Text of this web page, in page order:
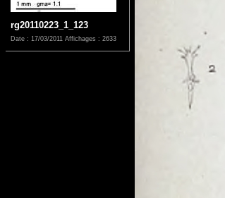
rg20110223_1_123
Date : 17/03/2011 Affichages : 2633